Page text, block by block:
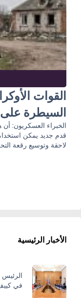
القوات
السيطرة على
الخبراء العسكريون:
قدم جديد يمكن
لاحقة وتوسيع رقعة
الأخبار الرئيسية
الرئيس
في